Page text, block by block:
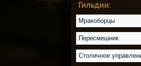
Гильдии:
Мракоборцы
Пересмешник
Столичное